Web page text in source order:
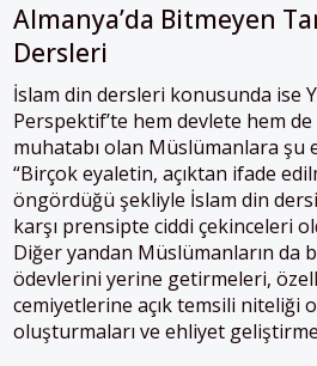
Almanya’da Bitmeyen
Dersleri
İslam din dersleri konusunda ise
Perspektif’te hem devlete hem
muhatabı olan Müslümanlara şu
“Birçok eyaletin, açıktan ifade
öngördüğü şekliyle İslam din
karşı prensipte ciddi çekinceleri
Diğer yandan Müslümanların da
ödevlerini yerine getirmeleri,
cemiyetlerine açık temsili niteliği
oluşturmaları ve ehliyet